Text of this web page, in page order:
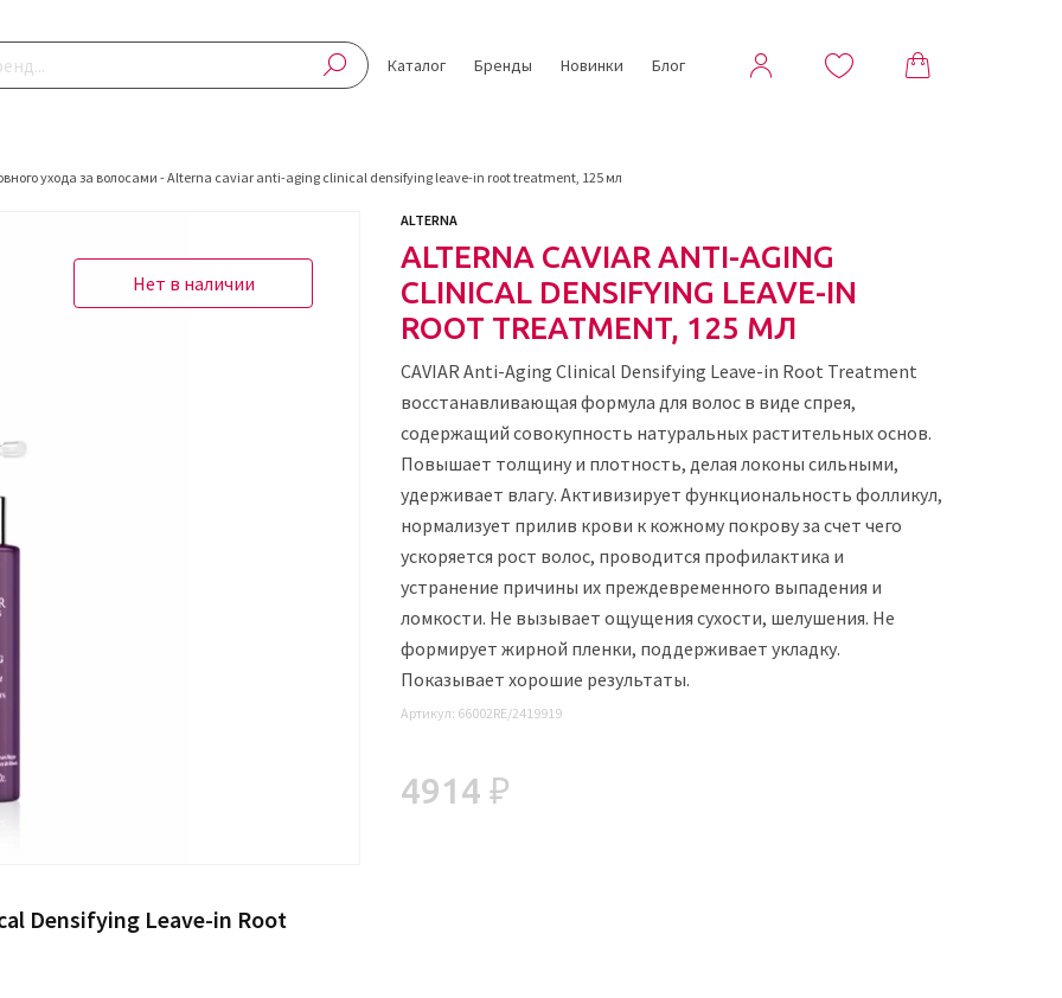
Каталог Бренды Новинки Блог
ухода за волосами -Alterna caviar anti-aging clinical densifying leave-in root treatment, 125 мл
Нет в наличии
Densifying Leave-in Root
ALTERNA
ALTERNA CAVIAR ANTI-AGING
CLINICAL DENSIFYING LEAVE-IN
ROOT TREATMENT, 125 МЛ
CAVIAR Anti-Aging Clinical Densifying Leave-in Root Treatment
восстанавливающая формула для волос в виде спрея,
содержащий совокупность натуральных растительных основ.
Повышает толщину и плотность, делая локоны сильными,
удерживает влагу. Активизирует функциональность фолликул,
нормализует прилив крови к кожному покрову за счет чего
ускоряется рост волос, проводится профилактика и
устранение причины их преждевременного выпадения и
ломкости. Не вызывает ощущения сухости, шелушения. Не
формирует жирной пленки, поддерживает укладку.
Показывает хорошие результаты.
Артикул: 66002RE/2419919
4914 ₽